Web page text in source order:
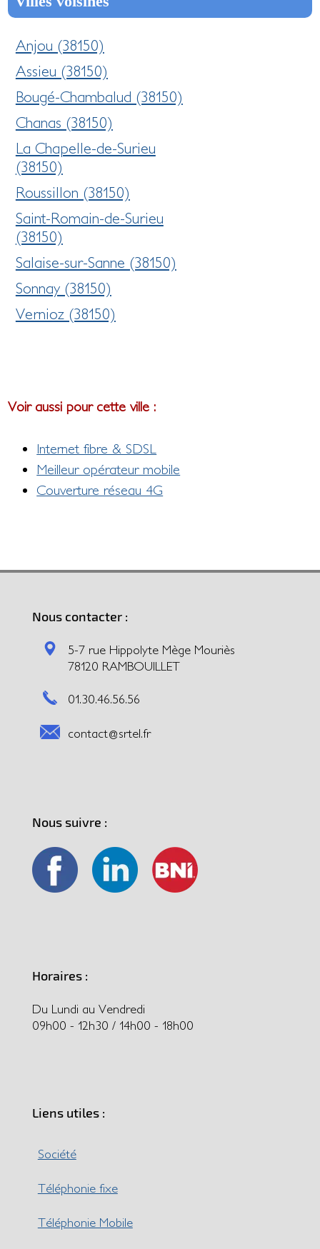
Anjou (38150)
Assieu (38150)
Bougé-Chambalud (38150)
Chanas (38150)
La Chapelle-de-Surieu
(38150)
Roussillon (38150)
Saint-Romain-de-Surieu
(38150)
Salaise-sur-Sanne (38150)
Sonnay (38150)
Vernioz (38150)
Voir aussi pour cette ville :
Internet fibre & SDSL
Meilleur opérateur mobile
Couverture réseau 4G
Nous contacter :
5-7 rue Hippolyte Mège Mouriès
78120 RAMBOUILLET
01.30.46.56.56
contact@srtel.fr
Nous suivre :
Horaires :
Du Lundi au Vendredi
09h00 - 12h30 / 14h00 - 18h00
Liens utiles :
Société
Téléphonie fixe
Téléphonie Mobile